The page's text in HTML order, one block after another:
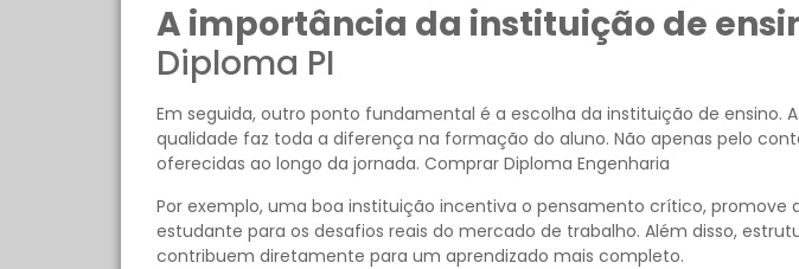
A importância da instituição de
Diploma PI
Em seguida, outro ponto fundamental é a escolha da instituição de ensino.
qualidade faz toda a diferença na formação do aluno. Não apenas pelo
oferecidas ao longo da jornada. Comprar Diploma Engenharia
Por exemplo, uma boa instituição incentiva o pensamento crítico, promove
estudante para os desafios reais do mercado de trabalho. Além disso,
contribuem diretamente para um aprendizado mais completo.